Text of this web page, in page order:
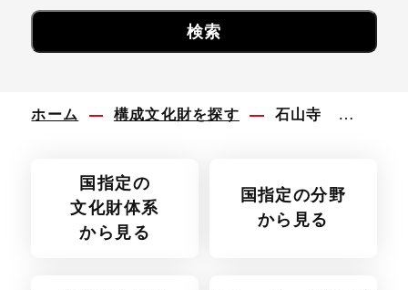
ホーム 構成文化財を探す 石山寺 木造如意輪観世音菩薩
国指定の
文化財体系
から見る
国指定の分野
から見る